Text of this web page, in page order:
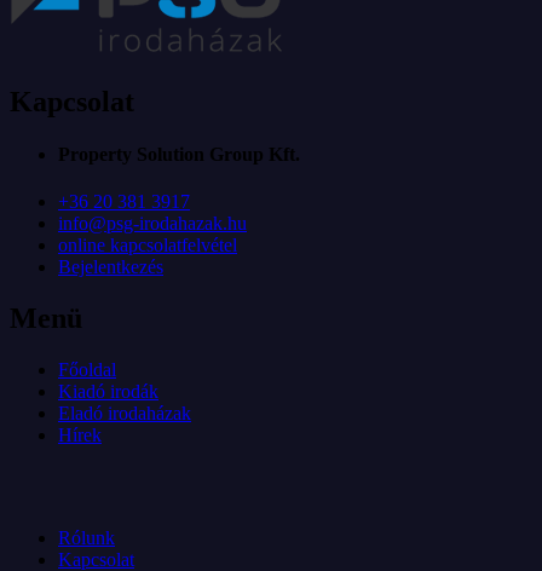
Kapcsolat
Property Solution Group Kft.
+36 20 381 3917
info@psg-irodahazak.hu
online kapcsolatfelvétel
Bejelentkezés
Menü
Főoldal
Kiadó irodák
Eladó irodaházak
Hírek
Rólunk
Kapcsolat